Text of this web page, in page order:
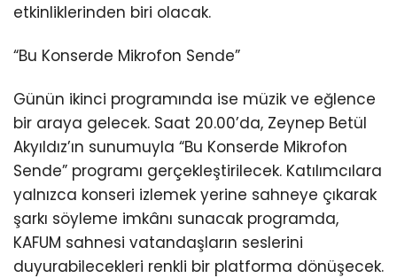
etkinliklerinden biri olacak.
“Bu Konserde Mikrofon Sende”
Günün ikinci programında ise müzik ve eğlence
bir araya gelecek. Saat 20.00’da, Zeynep Betül
Akyıldız’ın sunumuyla “Bu Konserde Mikrofon
Sende” programı gerçekleştirilecek. Katılımcılara
yalnızca konseri izlemek yerine sahneye çıkarak
şarkı söyleme imkânı sunacak programda,
KAFUM sahnesi vatandaşların seslerini
duyurabilecekleri renkli bir platforma dönüşecek.